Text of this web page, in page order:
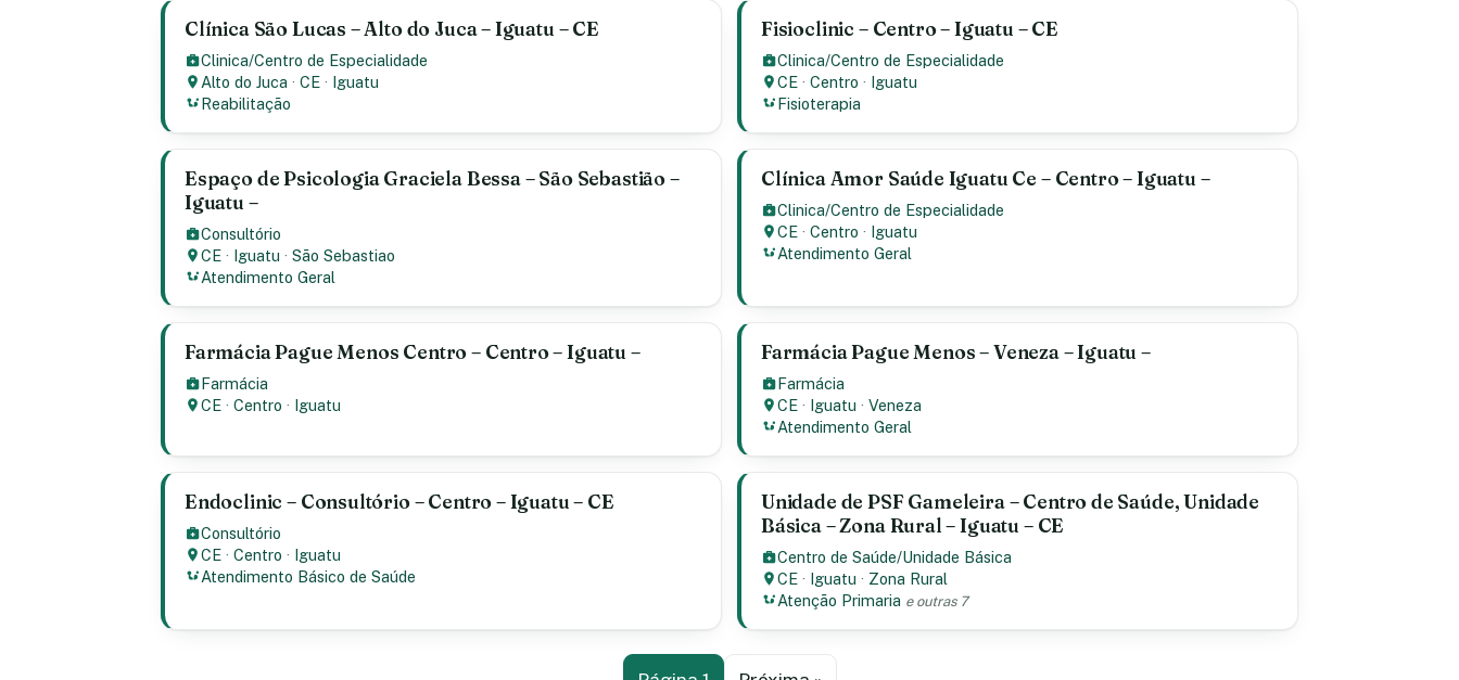
Clínica São Lucas – Alto do Juca – Iguatu – CE
Clinica/Centro de Especialidade
Alto do Juca ·CE · Iguatu
Reabilitação
Fisioclinic – Centro – Iguatu – CE
Clinica/Centro de Especialidade
CE ·Centro · Iguatu
Fisioterapia
Espaço de Psicologia Graciela Bessa – São Sebastião –
Iguatu –
Consultório
CE · Iguatu ·São Sebastiao
Atendimento Geral
Clínica Amor Saúde Iguatu Ce – Centro – Iguatu –
Clinica/Centro de Especialidade
CE ·Centro · Iguatu
Atendimento Geral
Farmácia Pague Menos Centro – Centro – Iguatu –
Farmácia
CE ·Centro · Iguatu
Farmácia Pague Menos – Veneza – Iguatu –
Farmácia
CE · Iguatu ·Veneza
Atendimento Geral
Endoclinic – Consultório – Centro – Iguatu – CE
Consultório
CE ·Centro · Iguatu
Atendimento Básico de Saúde
Unidade de PSF Gameleira – Centro de Saúde, Unidade
Básica – Zona Rural – Iguatu – CE
Centro de Saúde/Unidade Básica
CE · Iguatu · Zona Rural
Atenção Primaria e outras 7